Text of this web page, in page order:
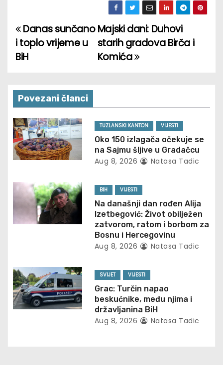
P
o
t
n
a
v
i
g
a
i
o
n
Majski dani: Duhovi
starih gradova Birča i
Komića
Danas sunčano
i toplo vrijeme u
BiH
Povezani članci
TUZLANSKI KANTON VIJESTI
Oko 150 izlagača očekuje se
na Sajmu šljive u Gradačcu
Aug 8, 2026 Natasa Tadic
BIH VIJESTI
Na današnji dan rođen Alija
Izetbegović: Život obilježen
zatvorom, ratom i borbom za
Bosnu i Hercegovinu
Aug 8, 2026 Natasa Tadic
SVIJET VIJESTI
Grac: Turčin napao
beskućnike, među njima i
državljanina BiH
Aug 8, 2026 Natasa Tadic